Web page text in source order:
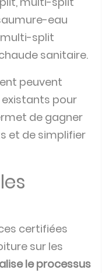
eau
multi-split
sanitaire.
peuvent
pour
de gagner
et de simplifier
certifiées
sur les
le processus